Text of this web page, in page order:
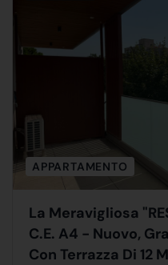
APPARTAMENTO
La Meravigliosa
C.E. A4 - Nuovo,
Con Terrazza Di 12